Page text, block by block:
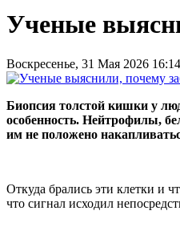
Ученые
Воскресенье, 31 Мая 2026 16:14
Биопсия толстой кишки у
особенность. Нейтрофилы,
им не положено
Откуда брались эти клетки и
что сигнал исходил